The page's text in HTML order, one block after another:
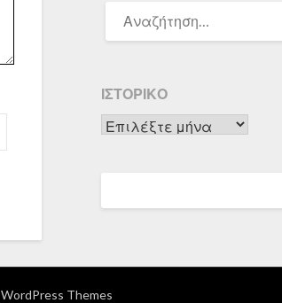
ΓΙΑ:
ΙΣΤΟΡΙΚΌ
Ιστορικό
Themes